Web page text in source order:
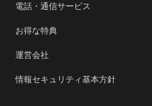
電話・通信サービス
お得な特典
運営会社
情報セキュリティ基本方針